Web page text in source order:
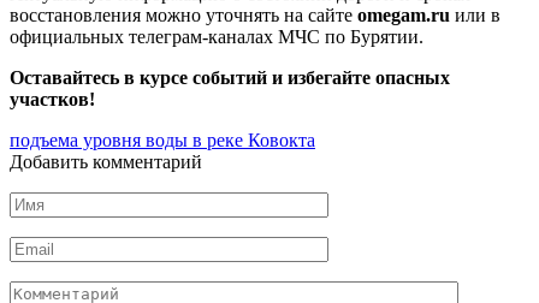
восстановления можно уточнять на сайте omegam.ru или в
официальных телеграм-каналах МЧС по Бурятии.
Оставайтесь в курсе событий и избегайте опасных
участков!
подъема уровня воды в реке Ковокта
Добавить комментарий
Имя
*
Email
*
Комментарий